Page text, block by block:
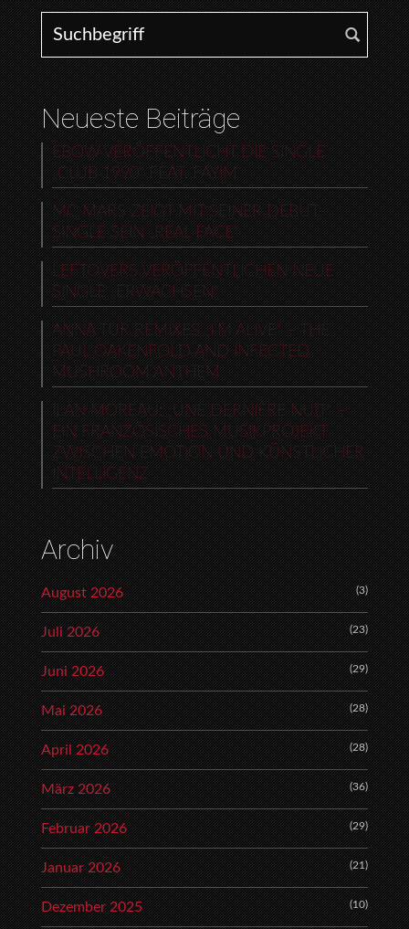
Search for:
Neueste Beiträge
EBOW VERÖFFENTLICHT DIE SINGLE
„CLUB 1990“ FEAT. FAYIM
MC MARS ZEIGT MIT SEINER DEBUT-
SINGLE SEIN „REAL FACE“
LEFTOVERS VERÖFFENTLICHEN NEUE
SINGLE „ERWACHSEN“
ANNA TUR REMIXES „I’M ALIVE“ – THE
PAUL OAKENFOLD AND INFECTED
MUSHROOM ANTHEM
ILAN MOREAU: „UNE DERNIÈRE NUIT“ –
EIN FRANZÖSISCHES MUSIKPROJEKT
ZWISCHEN EMOTION UND KÜNSTLICHER
INTELLIGENZ
Archiv
August 2026 (3)
Juli 2026 (23)
Juni 2026 (29)
Mai 2026 (28)
April 2026 (28)
März 2026 (36)
Februar 2026 (29)
Januar 2026 (21)
Dezember 2025 (10)